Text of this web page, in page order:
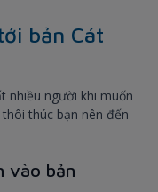
bản Cát
nhiều người khi muốn
thúc bạn nên đến
vào bản